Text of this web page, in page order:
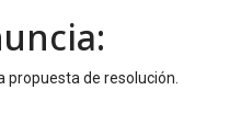
propuesta de resolución.